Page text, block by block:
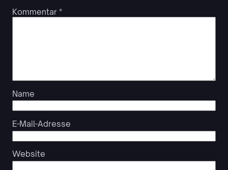
Kommentar *
Name
E-Mail-Adresse
Website